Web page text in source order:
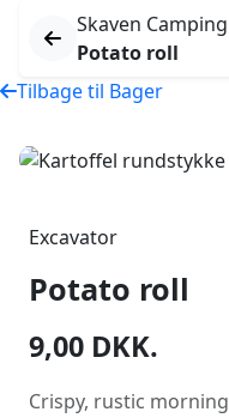
Skaven Camping
Potato roll
Tilbage til Bager
Excavator
Potato roll
9,00 DKK.
Crispy, rustic